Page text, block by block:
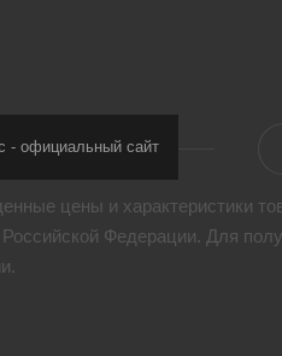
- официальный сайт
цены и характеристики
Федерации. Для